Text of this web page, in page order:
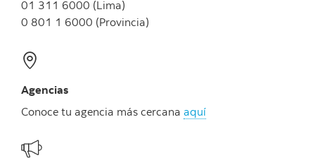
01 311 6000 (Lima)
0 801 1 6000 (Provincia)
Agencias
Conoce tu agencia más cercana aquí